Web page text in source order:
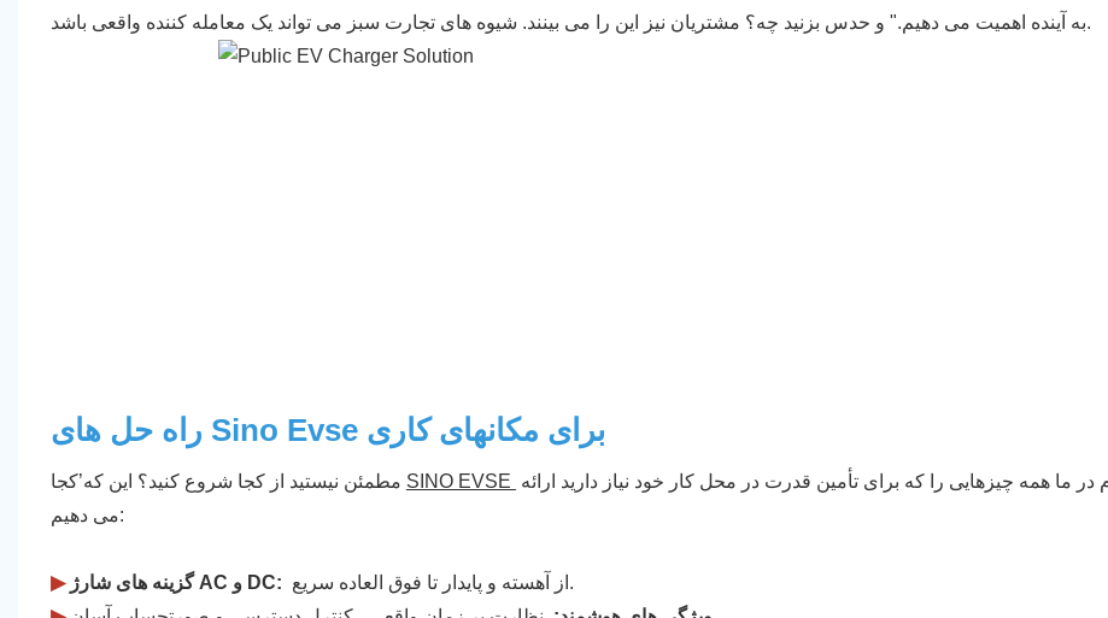
به آینده اهمیت می دهیم." و حدس بزنید چه؟ مشتریان نیز این را می بینند. شیوه های تجارت سبز می تواند یک معامله کننده واقعی باشد.
راه حل های Sino Evse برای مکانهای کاری
SINO EVSE
می دهیم:
▶ گزینه های شارژ AC و DC:
از آهسته و پایدار تا فوق العاده سریع.